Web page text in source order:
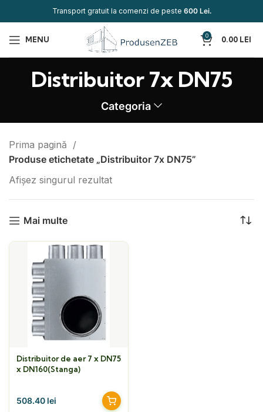
Transport gratuit la comenzi de peste 600 Lei.
MENU 0 0.00 LEI
Distribuitor 7x DN75
Categoria
Prima pagină
Produse etichetate „Distribuitor 7x DN75”
Afișez singurul rezultat
Mai multe
Distribuitor de aer 7 x DN75
x DN160(Stanga)
508.40 lei